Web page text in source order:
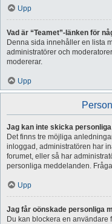
Upp
Vad är “Teamet”-länken för
Denna sida innehåller en lista
administratörer och
modererar.
Upp
Jag kan inte skicka
Det finns tre möjliga
inloggad, administratören har
forumet, eller så har
personliga meddelanden.
Upp
Jag får oönskade personliga
Du kan blockera en